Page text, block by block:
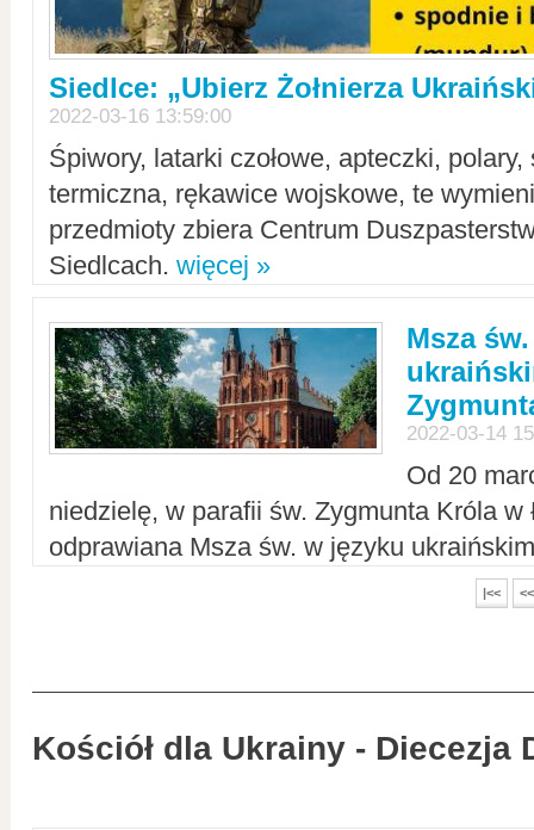
Siedlce: „Ubierz Żołnierza
2022-03-16 13:59:00
Śpiwory, latarki czołowe, apteczki,
termiczna, rękawice wojskowe, te
przedmioty zbiera Centrum
Siedlcach. więcej »
Msza
2022-03-14
Od 20
niedzielę, w parafii św. Zygmunta Króla w
odprawiana Msza św. w języku
|<< <<
Kościół dla Ukrainy - Diecezja